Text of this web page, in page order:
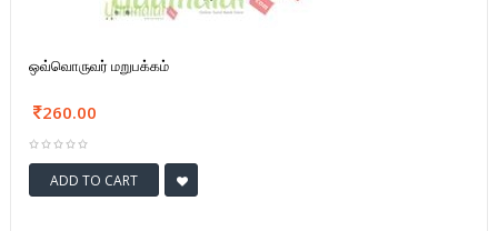
ஒவ்வொருவர் மறுபக்கம்
260.00
ADD TO CART